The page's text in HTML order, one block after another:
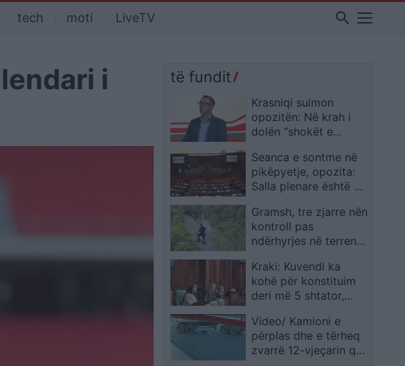
tech moti LiveTV search
i
të fundit
Krasniqi sulmon
opozitën: Në krah i
dolën “shokët e
Seanca e sontme në
pikëpyetje, opozita:
Salla plenare është e
Gramsh, tre zjarre nën
kontroll pas
ndërhyrjes në terrene
Kraki: Kuvendi ka
kohë për konstituim
deri më 5 shtator,
Video/ Kamioni e
përplas dhe e tërheq
zvarrë 12-vjeçarin që